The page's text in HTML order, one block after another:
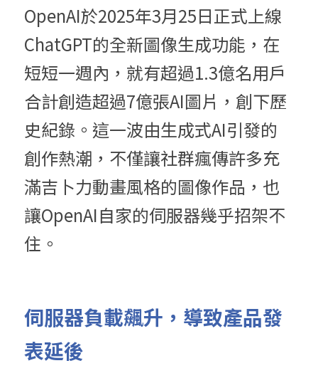
OpenAI於2025年3月25日正式上線
ChatGPT的全新圖像生成功能，在
短短一週內，就有超過1.3億名用戶
合計創造超過7億張AI圖片，創下歷
史紀錄。這一波由生成式AI引發的
創作熱潮，不僅讓社群瘋傳許多充
滿吉卜力動畫風格的圖像作品，也
讓OpenAI自家的伺服器幾乎招架不
住。
伺服器負載飆升，導致產品發
表延後